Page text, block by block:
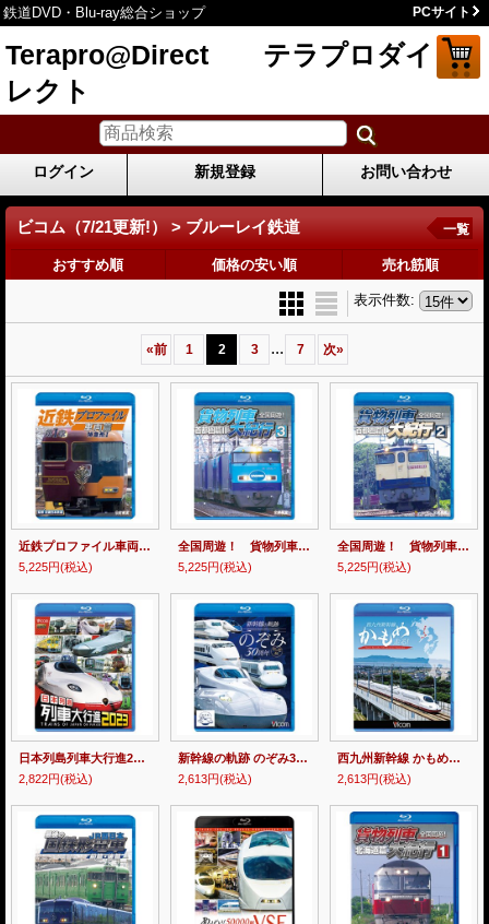
鉄道DVD・Blu-ray総合ショップ PCサイト
Terapro@Direct テラプロダイ
レクト
ログイン 新規登録 お問い合わせ
ビコム（7/21更新!） > ブルーレイ鉄道 一覧
おすすめ順 価格の安い順 売れ筋順
表示件数:
«前 1 2 3 ... 7 次»
近鉄プロファイル車両篇 第1章 特急形I【BD】
5,225円(税込)
全国周遊！ 貨物列車大紀行3 首都圏篇II【BD】
5,225円(税込)
全国周遊！ 貨物列車大紀行2【BD】
5,225円(税込)
日本列島列車大行進2023【BD】
2,822円(税込)
新幹線の軌跡 のぞみ30周年記念版【BD】
2,613円(税込)
西九州新幹線 かもめ走る!【BD】
2,613円(税込)